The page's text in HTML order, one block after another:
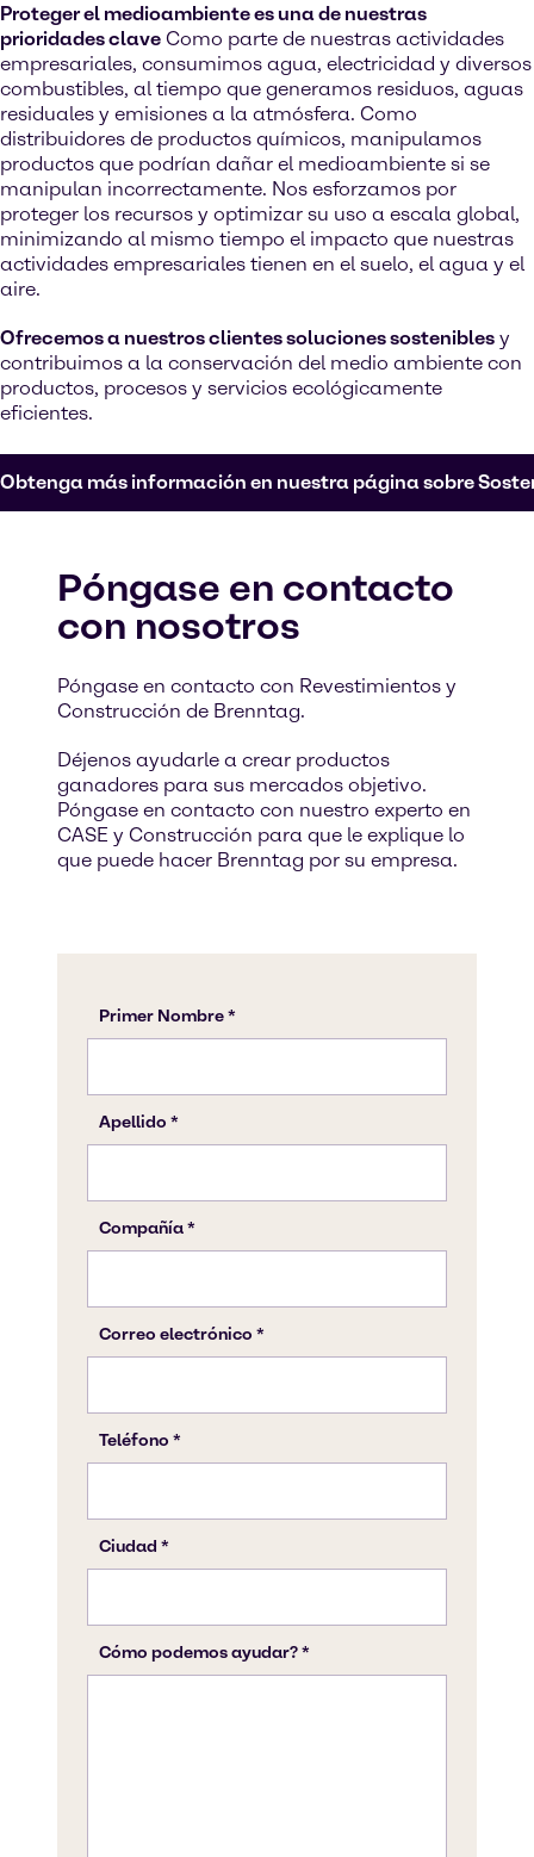
Proteger el medioambiente es una de nuestras
prioridades clave Como parte de nuestras actividades
empresariales, consumimos agua, electricidad y diversos
combustibles, al tiempo que generamos residuos, aguas
residuales y emisiones a la atmósfera. Como
distribuidores de productos químicos, manipulamos
productos que podrían dañar el medioambiente si se
manipulan incorrectamente. Nos esforzamos por
proteger los recursos y optimizar su uso a escala global,
minimizando al mismo tiempo el impacto que nuestras
actividades empresariales tienen en el suelo, el agua y el
aire.
Ofrecemos a nuestros clientes soluciones sostenibles y
contribuimos a la conservación del medio ambiente con
productos, procesos y servicios ecológicamente
eficientes.
Obtenga más información en nuestra página sobre
Póngase en contacto
con nosotros
Póngase en contacto con Revestimientos y
Construcción de Brenntag.
Déjenos ayudarle a crear productos
ganadores para sus mercados objetivo.
Póngase en contacto con nuestro experto en
CASE y Construcción para que le explique lo
que puede hacer Brenntag por su empresa.